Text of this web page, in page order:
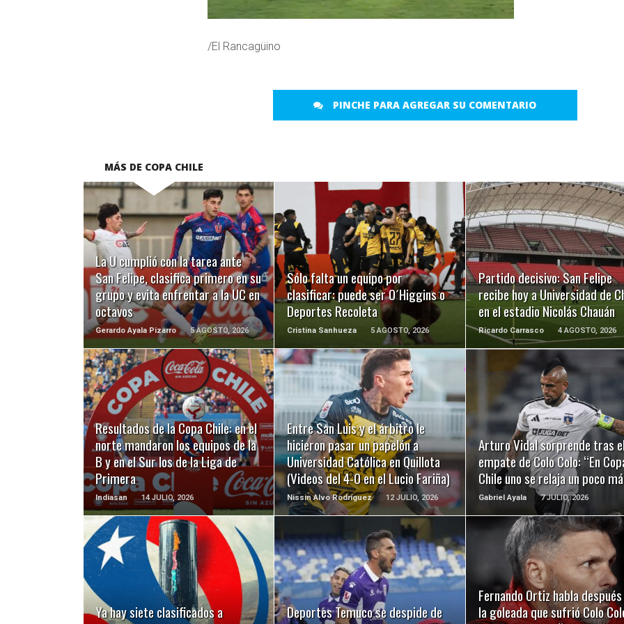
/El Rancagüino
PINCHE PARA AGREGAR SU COMENTARIO
MÁS DE COPA CHILE
La U cumplió con la tarea ante
San Felipe, clasifica primero en su
grupo y evita enfrentar a la UC en
octavos
Gerardo Ayala Pizarro 5 AGOSTO, 2026
LEER MÁS
Sólo falta un equipo por
clasificar: puede ser O´Higgins o
Deportes Recoleta
Cristina Sanhueza 5 AGOSTO, 2026
LEER MÁS
Partido decisivo: San Felipe
recibe hoy a Universidad de
en el estadio Nicolás Chauán
Ricardo Carrasco 4 AGOSTO, 2026
LEER MÁS
Resultados de la Copa Chile: en el
norte mandaron los equipos de la
B y en el Sur los de la Liga de
Primera
Indiasan 14 JULIO, 2026
LEER MÁS
Entre San Luis y el árbitro le
hicieron pasar un papelón a
Universidad Católica en Quillota
(Videos del 4-0 en el Lucio Fariña)
Nissin Alvo Rodríguez 12 JULIO, 2026
LEER MÁS
Arturo Vidal sorprende tras
empate de Colo Colo: “En
Chile uno se relaja un poco
Gabriel Ayala 7 JULIO, 2026
LEER MÁS
Ya hay siete clasificados a
LEER MÁS
Deportes Temuco se despide de
LEER MÁS
Fernando Ortiz habla
la goleada que sufrió Colo
LEER MÁS